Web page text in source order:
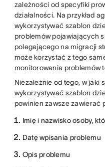
zależności od specyfiki
działalności. Na przykład
wykorzystywać szablon
problemów pojawiających
polegającego na migracji
może korzystać z tego
monitorowania problemów
Niezależnie od tego, w jaki
wykorzystywać szablon
powinien zawsze zawierać
Imię i nazwisko osoby,
Datę wpisania problemu
Opis problemu